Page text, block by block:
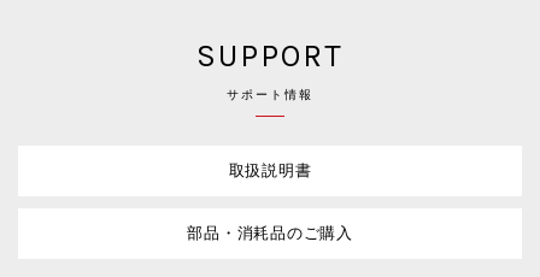
SUPPORT
サポート情報
取扱説明書
部品・消耗品のご購入